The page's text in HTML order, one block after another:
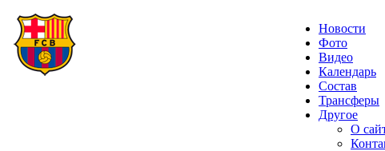
Новости
Фото
Видео
Календарь
Состав
Трансферы
Другое
О